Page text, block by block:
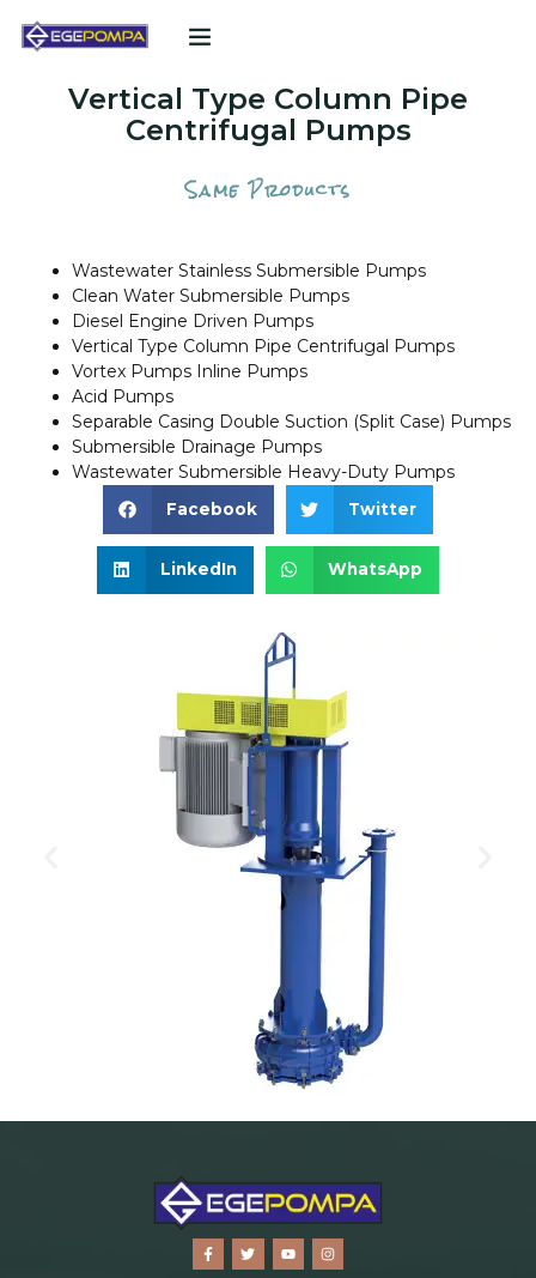
Vertical Type Column Pipe
Centrifugal Pumps
Same Products
Wastewater Stainless Submersible Pumps
Clean Water Submersible Pumps
Diesel Engine Driven Pumps
Vertical Type Column Pipe Centrifugal Pumps
Vortex Pumps Inline Pumps
Acid Pumps
Separable Casing Double Suction (Split Case) Pumps
Submersible Drainage Pumps
Wastewater Submersible Heavy-Duty Pumps
Facebook Twitter
LinkedIn WhatsApp